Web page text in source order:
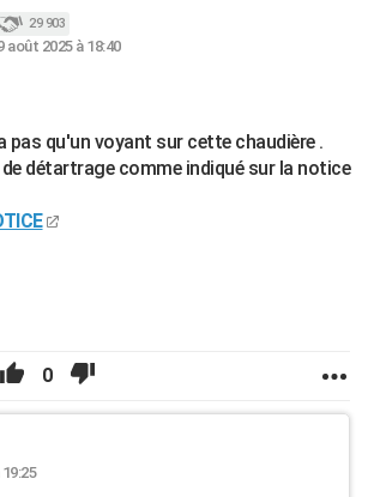
29 903
août 2025 à 18:40
pas qu'un voyant sur cette chaudière .
détartrage comme indiqué sur la notice
0